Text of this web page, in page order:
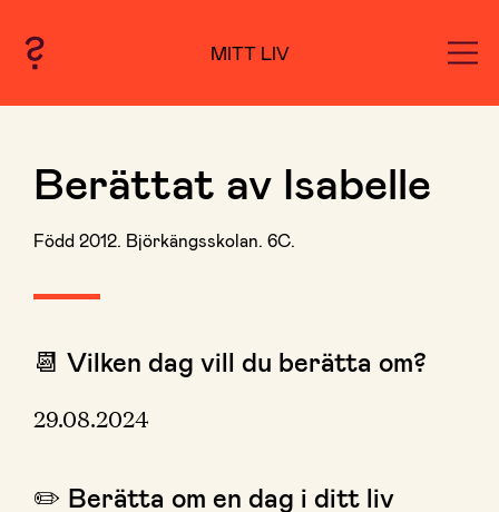
MITT LIV
Berättat av Isabelle
Född 2012. Björkängsskolan. 6C.
📆 Vilken dag vill du berätta om?
29.08.2024
✏️ Berätta om en dag i ditt liv